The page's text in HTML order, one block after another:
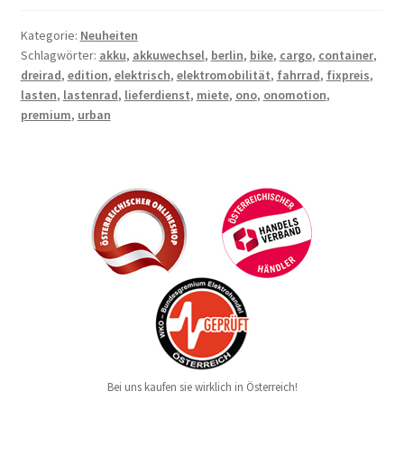
Kategorie: Neuheiten
Schlagwörter: akku, akkuwechsel, berlin, bike, cargo, container,
dreirad, edition, elektrisch, elektromobilität, fahrrad, fixpreis,
lasten, lastenrad, lieferdienst, miete, ono, onomotion,
premium, urban
Bei uns kaufen sie wirklich in Österreich!